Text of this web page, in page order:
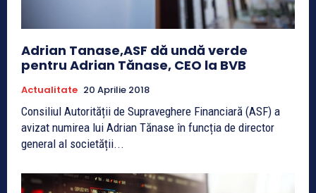
Adrian Tanase,ASF dă undă verde
pentru Adrian Tănase, CEO la BVB
Actualitate 20 Aprilie 2018
Consiliul Autorității de Supraveghere Financiară (ASF) a
avizat numirea lui Adrian Tănase în funcția de director
general al societății...